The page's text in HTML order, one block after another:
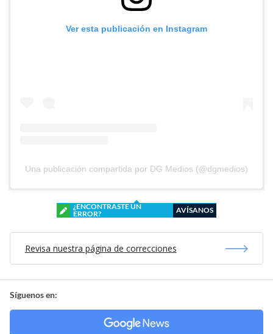
Ver esta publicación en Instagram
Una publicación compartida por DG Medios (@dgmedios)
¿ENCONTRASTE UN
ERROR?
AVÍSANOS
Revisa nuestra página de correcciones
Síguenos en: